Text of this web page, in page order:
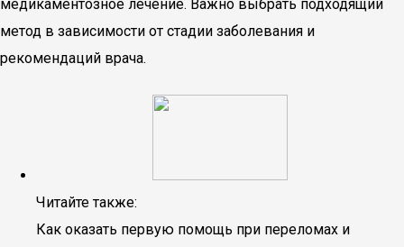
медикаментозное лечение. Важно выбрать подходящий
метод в зависимости от стадии заболевания и
рекомендаций врача.
Читайте также:
Как оказать первую помощь при переломах и